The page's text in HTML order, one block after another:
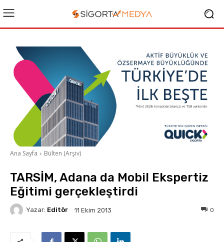
Ana Sayfa Bülten (Arşiv)
TARSİM, Adana da Mobil Ekspertiz
Eğitimi gerçekleştirdi
Yazar: Editör 11 Ekim 2013 0